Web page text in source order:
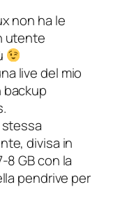
non ha le
utente
live del mio
backup
divisa in
8 GB con la
pendrive per